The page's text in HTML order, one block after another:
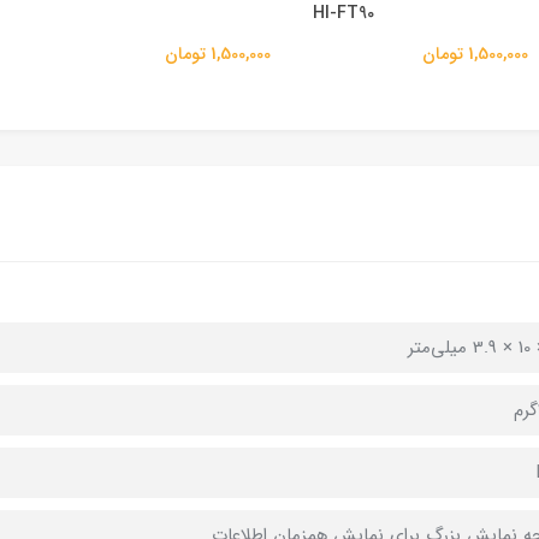
1,500,000 تومان
HI-FT90
1,500,000 تومان